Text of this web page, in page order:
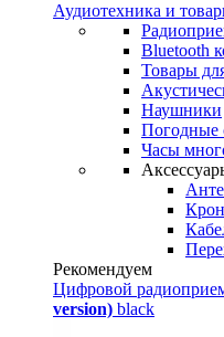
Аудиотехника и
Bluetooth
Товары
Наушники
Погодные
Часы
Рекомендуем
Цифровой
version) black